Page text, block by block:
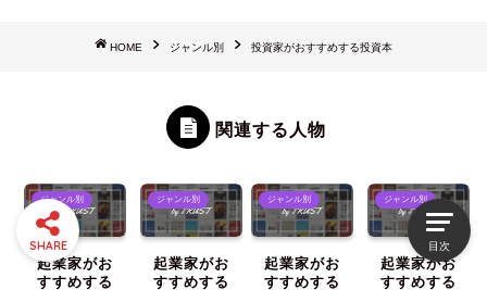
HOME ジャンル別 投資家がおすすめする投資本
関連する人物
ジャンル別
起業家がお
すすめする
ジャンル別
起業家がお
すすめする
ジャンル別
起業家がお
すすめする
ジャンル別
起業家がお
すすめする
SHARE 目次